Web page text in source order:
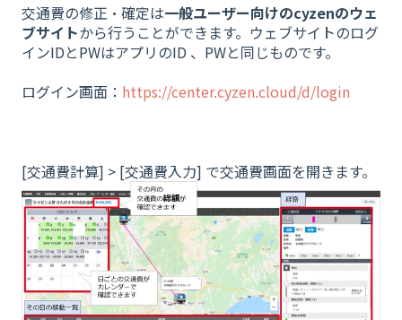
交通費の修正・確定は一般ユーザー向けのcyzenのウェ
ブサイトから行うことができます。 ウェブサイトのログ
インIDとPWはアプリのID 、PWと同じものです。
ログイン画面： https://center.cyzen.cloud/d/login
[交通費計算] > [交通費入力] で交通費画面を開きます。